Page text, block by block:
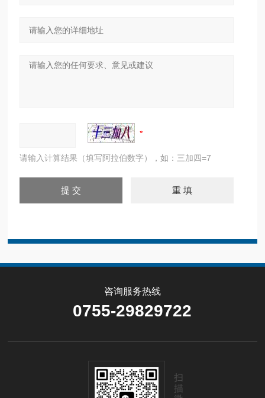
请输入计算结果（填写阿拉伯数字），如：三加四=7
咨询服务热线
0755-29829722
扫
描